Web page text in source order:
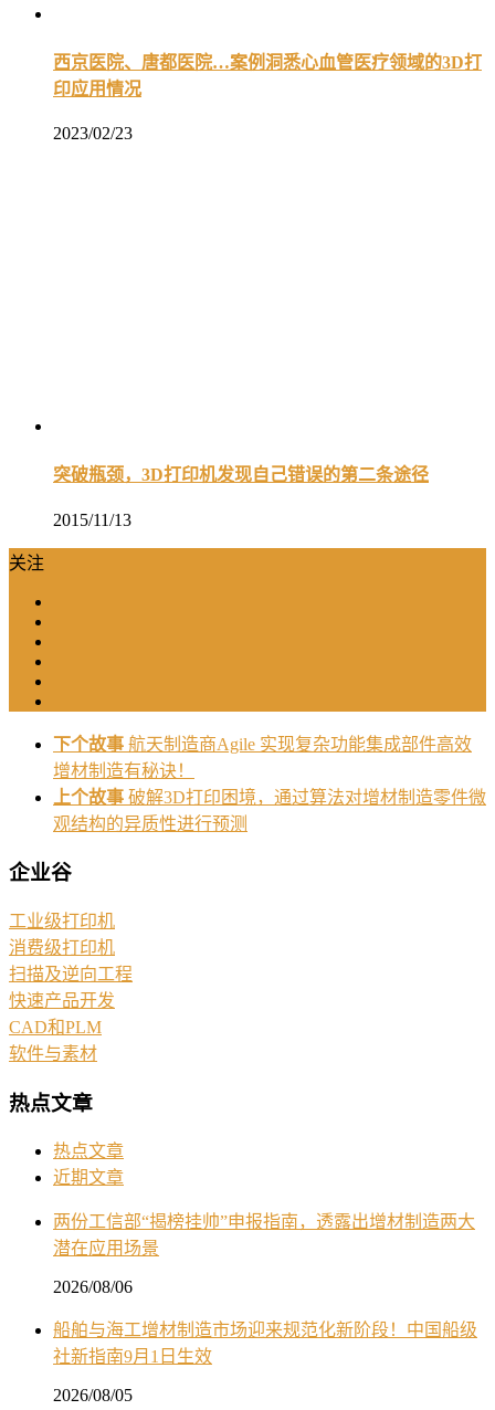
西京医院、唐都医院…案例洞悉心血管医疗领域的3D打
印应用情况
2023/02/23
突破瓶颈，3D打印机发现自己错误的第二条途径
2015/11/13
关注
下个故事 航天制造商Agile 实现复杂功能集成部件高效
增材制造有秘诀！
上个故事 破解3D打印困境，通过算法对增材制造零件微
观结构的异质性进行预测
企业谷
工业级打印机
消费级打印机
扫描及逆向工程
快速产品开发
CAD和PLM
软件与素材
热点文章
热点文章
近期文章
两份工信部“揭榜挂帅”申报指南，透露出增材制造两大
潜在应用场景
2026/08/06
船舶与海工增材制造市场迎来规范化新阶段！中国船级
社新指南9月1日生效
2026/08/05